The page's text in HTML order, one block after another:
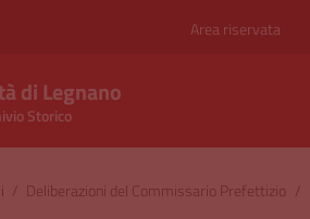
Area riservata
di Legnano
Storico
/ Deliberazioni del Commissario Prefettizio /